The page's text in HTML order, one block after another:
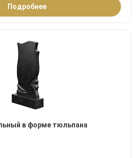
Подробнее
в форме тюльпана